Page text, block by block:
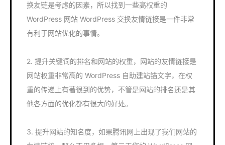
换友链是考虑的因素，所以找到一些高权重的
WordPress 网站 WordPress 交换友情链接是一件非常
有利于网站优化的事情。
2. 提升关键词的排名和网站的权重，网站的友情链接是
网站权重非常高的 WordPress 自助建站锚文字，在权
重的传递上有著很到的优势，不管是网站的排名还是其
他各方面的优化都有很大的好处。
3. 提升网站的知名度，如果腾讯网上出现了我们网站的